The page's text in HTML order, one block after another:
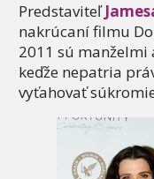
Predstaviteľ
nakrúcaní filmu
2011 sú manželmi
keďže nepatria
vyťahovať